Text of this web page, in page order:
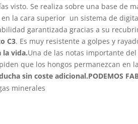
visto. Se realiza sobre una base de
la cara superior un sistema de
garantizada gracias a su
C3. Es muy resistente a golpes y
la vida.Una de las notas importante
que los hongos permanezcan en
sin coste adicional.PODEMOS
minerales